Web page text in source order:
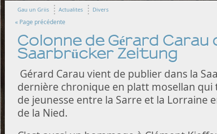
Gau un Griis Actualites Divers
« Page précédente
Colonne de Gérard Carau
Saarbrücker Zeitung
Gérard Carau vient de publier dans la
dernière chronique en platt mosellan qui
de jeunesse entre la Sarre et la Lorraine
de la Nied.